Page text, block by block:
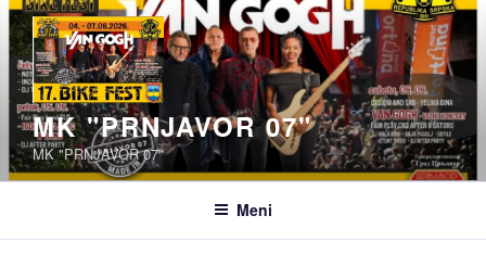
Idi
na
sadržaj
MK "PRNJAVOR 07"
MK "PRNJAVOR 07"
Meni